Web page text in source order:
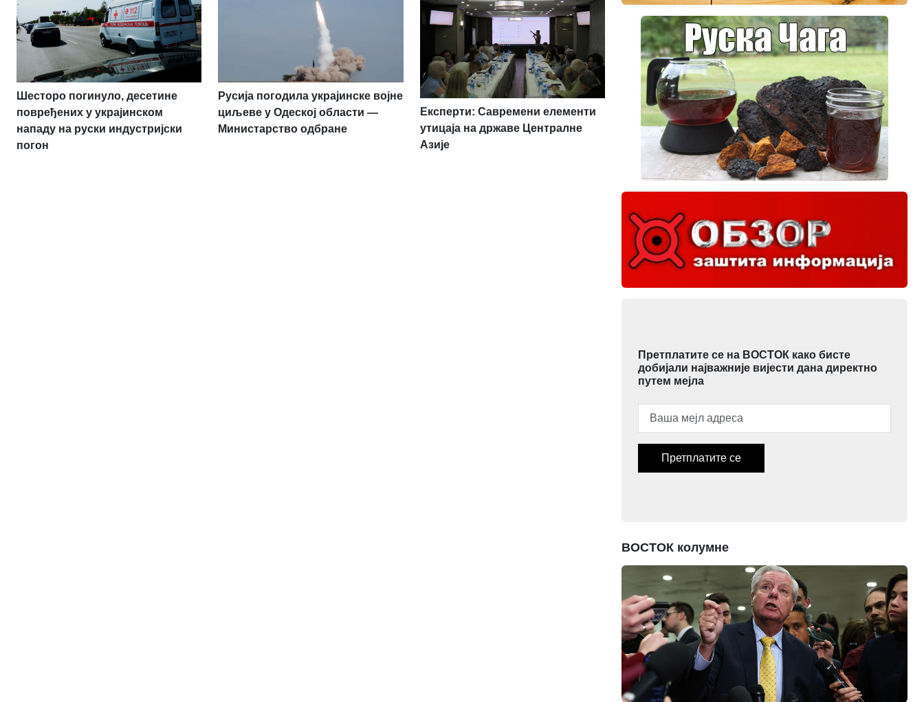
Шесторо погинуло, десетине
повређених у украјинском
нападу на руски индустријски
погон
Русија погодила украјинске војне
циљеве у Одеској области —
Министарство одбране
Експерти: Савремени елементи
утицаја на државе Централне
Азије
Претплатите се на ВОСТОК како бисте
добијали најважније вијести дана директно
путем мејла
Претплатите се
ВОСТОК колумне